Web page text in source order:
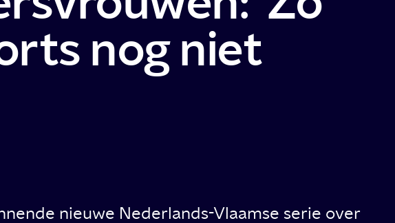
nog niet
nieuwe Nederlands-Vlaamse serie over